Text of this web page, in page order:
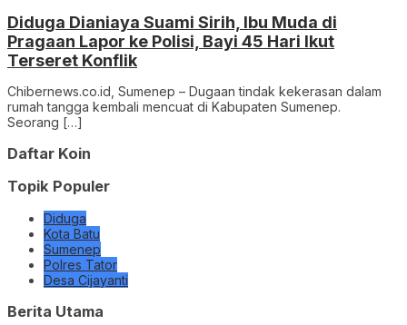
Diduga Dianiaya Suami Sirih, Ibu Muda di
Pragaan Lapor ke Polisi, Bayi 45 Hari Ikut
Terseret Konflik
Chibernews.co.id, Sumenep – Dugaan tindak kekerasan dalam
rumah tangga kembali mencuat di Kabupaten Sumenep.
Seorang […]
Daftar Koin
Topik Populer
Diduga
Kota Batu
Sumenep
Polres Tator
Desa Cijayanti
Berita Utama